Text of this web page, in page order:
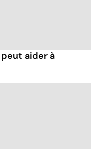
aider à